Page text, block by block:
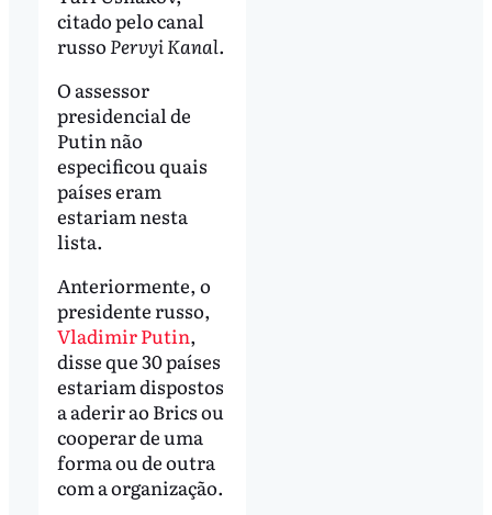
citado pelo canal
russo Pervyi Kanal.
O assessor
presidencial de
Putin não
especificou quais
países eram
estariam nesta
lista.
Anteriormente, o
presidente russo,
Vladimir Putin,
disse que 30 países
estariam dispostos
a aderir ao Brics ou
cooperar de uma
forma ou de outra
com a organização.